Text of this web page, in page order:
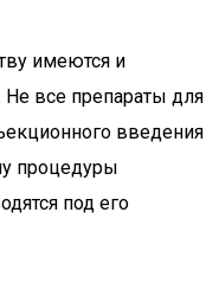
имеются и
Не все препараты для
введения
процедуры
под его